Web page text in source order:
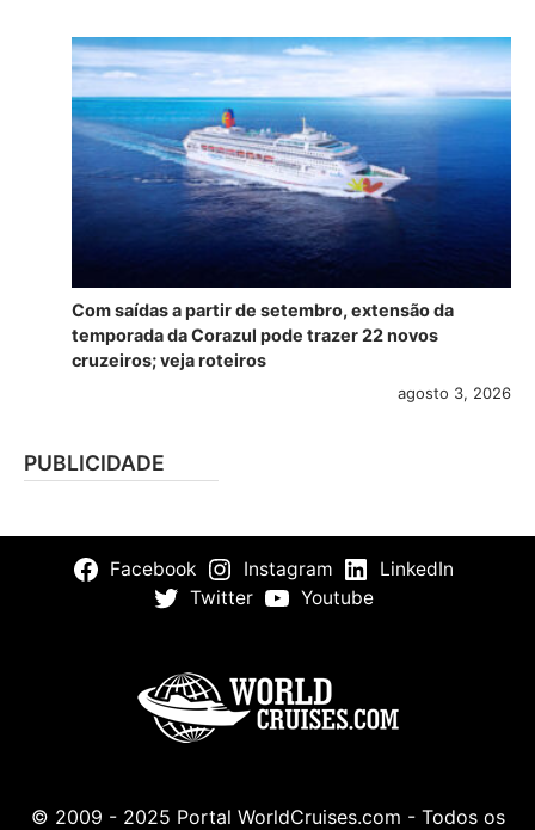
Com saídas a partir de setembro, extensão da
temporada da Corazul pode trazer 22 novos
cruzeiros; veja roteiros
agosto 3, 2026
PUBLICIDADE
Facebook Instagram
LinkedIn
Twitter
Youtube
© 2009 - 2025 Portal WorldCruises.com - Todos os